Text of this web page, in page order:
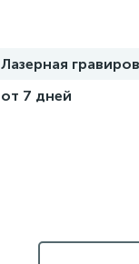
Лазерная
от 7 дней